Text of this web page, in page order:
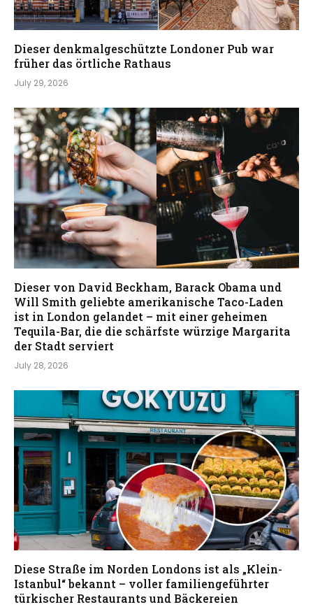
Dieser denkmalgeschützte Londoner Pub war
früher das örtliche Rathaus
July 29, 2026
Dieser von David Beckham, Barack Obama und
Will Smith geliebte amerikanische Taco-Laden
ist in London gelandet – mit einer geheimen
Tequila-Bar, die die schärfste würzige Margarita
der Stadt serviert
July 28, 2026
Diese Straße im Norden Londons ist als „Klein-
Istanbul“ bekannt – voller familiengeführter
türkischer Restaurants und Bäckereien